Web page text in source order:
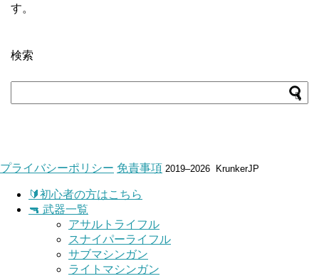
す。
検索
プライバシーポリシー 免責事項 2019–2026 KrunkerJP
🔰初心者の方はこちら
🔫 武器一覧
アサルトライフル
スナイパーライフル
サブマシンガン
ライトマシンガン